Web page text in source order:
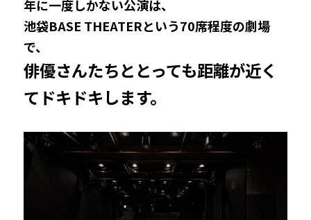
年に一度しかない公演は、
池袋BASE THEATERという70席程度の劇場
で、
俳優さんたちととっても距離が近く
てドキドキします。